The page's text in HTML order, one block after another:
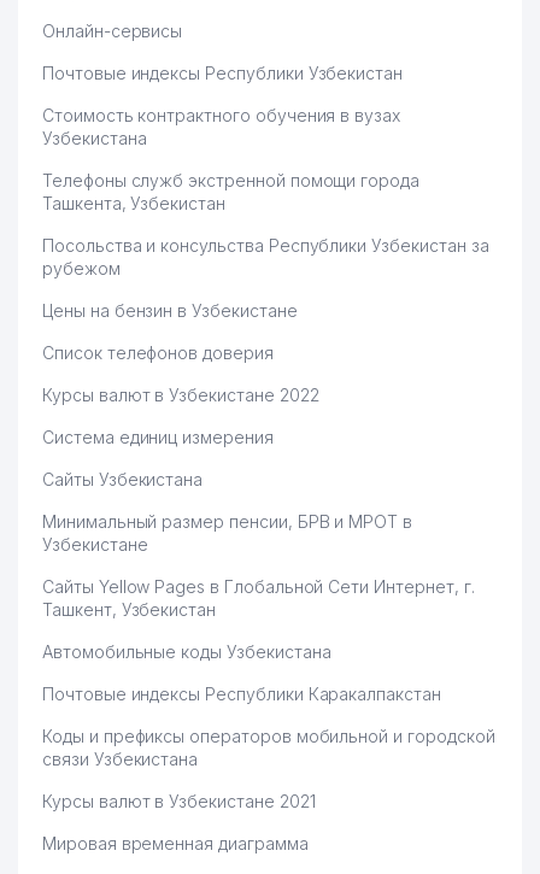
Онлайн-сервисы
Почтовые индексы Республики Узбекистан
Стоимость контрактного обучения в вузах
Узбекистана
Телефоны служб экстренной помощи города
Ташкента, Узбекистан
Посольства и консульства Республики Узбекистан за
рубежом
Цены на бензин в Узбекистане
Список телефонов доверия
Курсы валют в Узбекистане 2022
Система единиц измерения
Сайты Узбекистана
Минимальный размер пенсии, БРВ и МРОТ в
Узбекистане
Сайты Yellow Pages в Глобальной Сети Интернет, г.
Ташкент, Узбекистан
Автомобильные коды Узбекистана
Почтовые индексы Республики Каракалпакстан
Коды и префиксы операторов мобильной и городской
связи Узбекистана
Курсы валют в Узбекистане 2021
Мировая временная диаграмма